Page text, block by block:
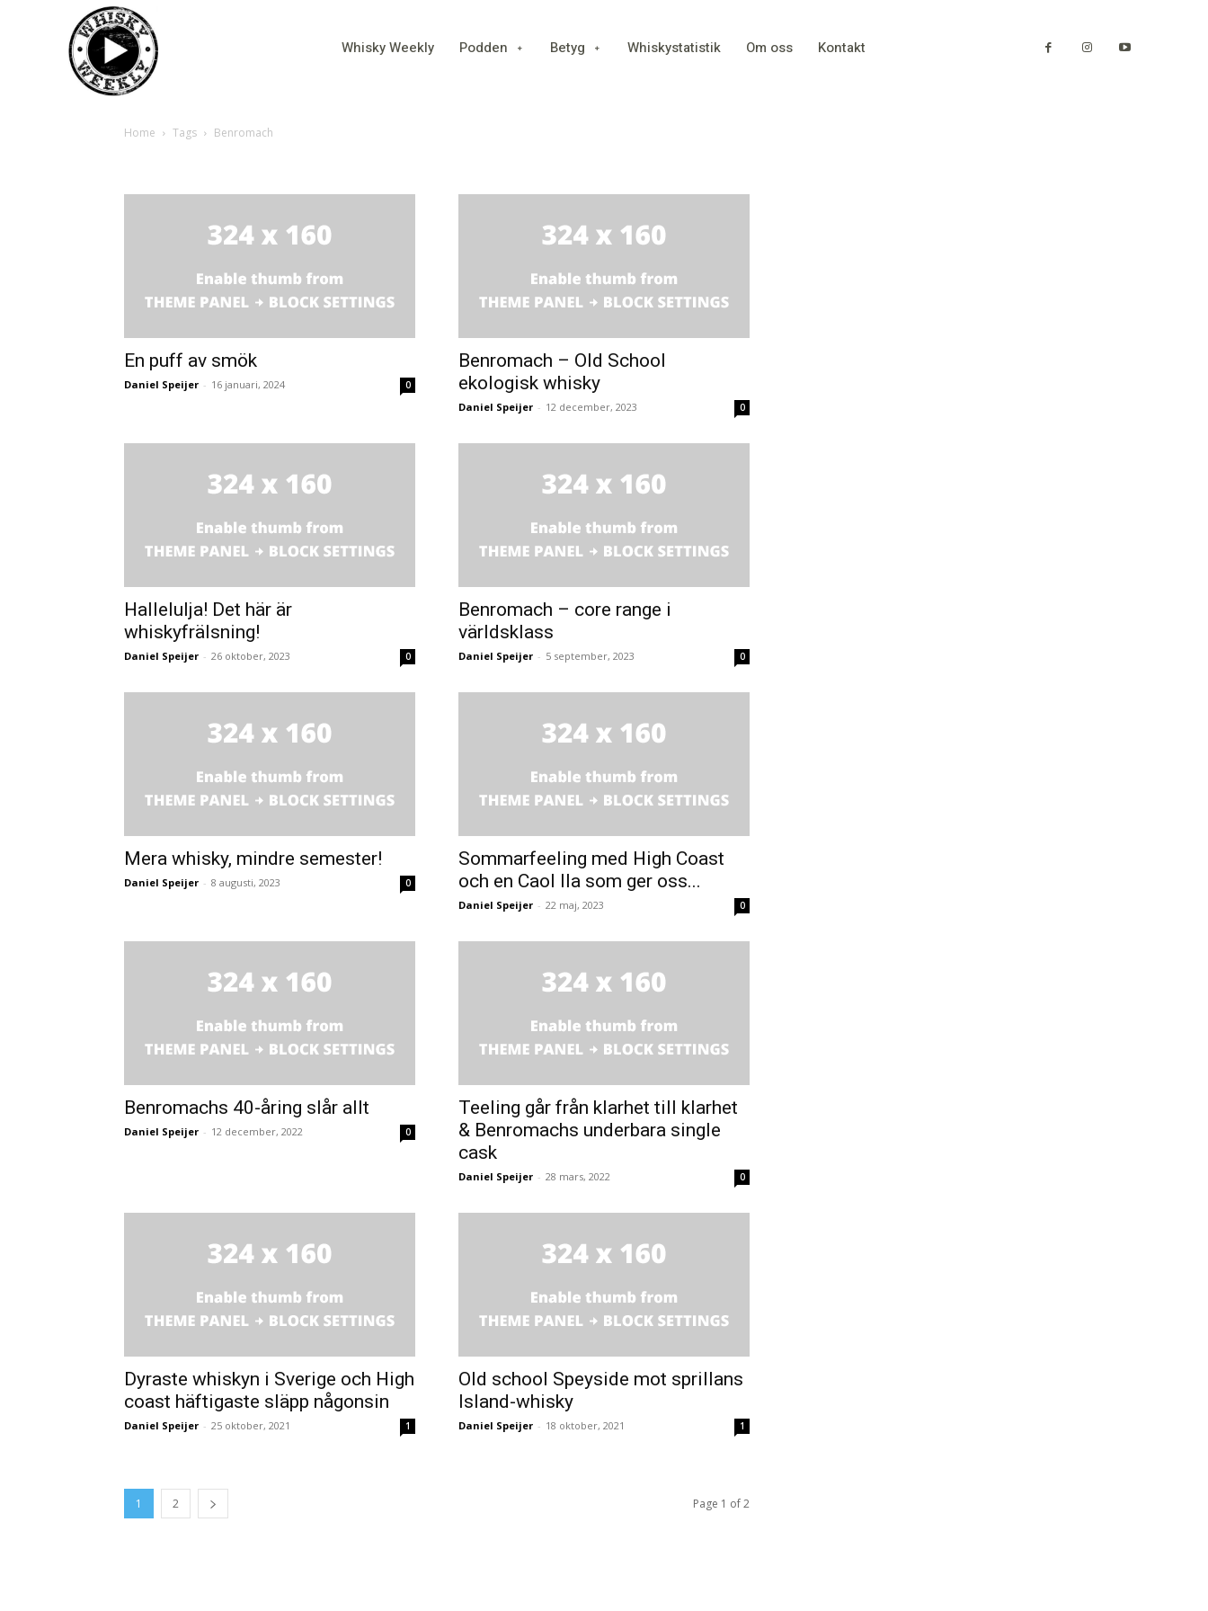
Whisky Weekly Podden Betyg Whiskystatistik Om oss Kontakt
Home Tags Benromach
En puff av smök
Daniel Speijer - 16 januari, 2024 0
Benromach – Old School
ekologisk whisky
Daniel Speijer - 12 december, 2023 0
Hallelulja! Det här är
whiskyfrälsning!
Daniel Speijer - 26 oktober, 2023 0
Benromach – core range i
världsklass
Daniel Speijer - 5 september, 2023 0
Mera whisky, mindre semester!
Daniel Speijer - 8 augusti, 2023 0
Sommarfeeling med High Coast
och en Caol Ila som ger oss...
Daniel Speijer - 22 maj, 2023 0
Benromachs 40-åring slår allt
Daniel Speijer - 12 december, 2022 0
Teeling går från klarhet till klarhet
& Benromachs underbara single
cask
Daniel Speijer - 28 mars, 2022 0
Dyraste whiskyn i Sverige och High
coast häftigaste släpp någonsin
Daniel Speijer - 25 oktober, 2021 1
Old school Speyside mot sprillans
Island-whisky
Daniel Speijer - 18 oktober, 2021 1
1 2 Page 1 of 2